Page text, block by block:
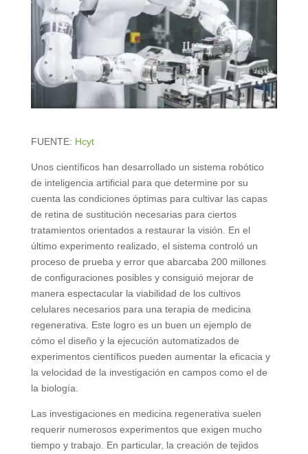
FUENTE: Hcyt
Unos científicos han desarrollado un sistema robótico
de inteligencia artificial para que determine por su
cuenta las condiciones óptimas para cultivar las capas
de retina de sustitución necesarias para ciertos
tratamientos orientados a restaurar la visión. En el
último experimento realizado, el sistema controló un
proceso de prueba y error que abarcaba 200 millones
de configuraciones posibles y consiguió mejorar de
manera espectacular la viabilidad de los cultivos
celulares necesarios para una terapia de medicina
regenerativa. Este logro es un buen un ejemplo de
cómo el diseño y la ejecución automatizados de
experimentos científicos pueden aumentar la eficacia y
la velocidad de la investigación en campos como el de
la biología.
Las investigaciones en medicina regenerativa suelen
requerir numerosos experimentos que exigen mucho
tiempo y trabajo. En particular, la creación de tejidos